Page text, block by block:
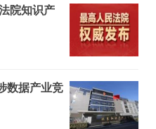
院知识产
数据产业竞